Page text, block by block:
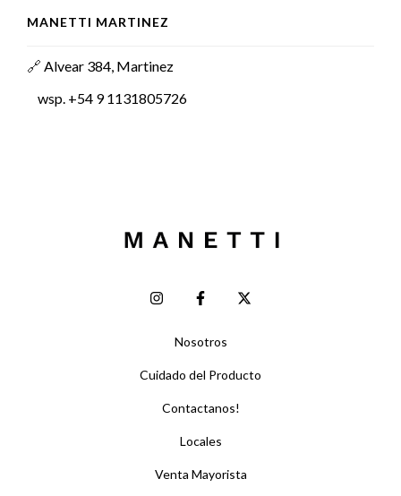
MANETTI MARTINEZ
🔗 Alvear 384, Martinez
wsp. +54 9 1131805726
Nosotros
Cuidado del Producto
Contactanos!
Locales
Venta Mayorista